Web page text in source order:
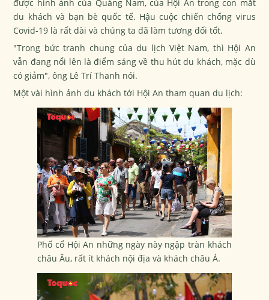
được hình ảnh của Quảng Nam, của Hội An trong con mắt
du khách và bạn bè quốc tế. Hậu cuộc chiến chống virus
Covid-19 là rất dài và chúng ta đã làm tương đối tốt.
"Trong bức tranh chung của du lịch Việt Nam, thì Hội An
vẫn đang nổi lên là điểm sáng về thu hút du khách, mặc dù
có giảm", ông Lê Trí Thanh nói.
Một vài hình ảnh du khách tới Hội An tham quan du lịch:
Phố cổ Hội An những ngày này ngập tràn khách
châu Âu, rất ít khách nội địa và khách châu Á.